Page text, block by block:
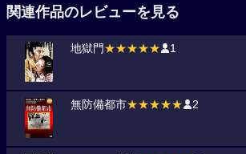
関連作品のレビューを見る
地獄門 ★★★★★ 1
無防備都市★★★★★ 2